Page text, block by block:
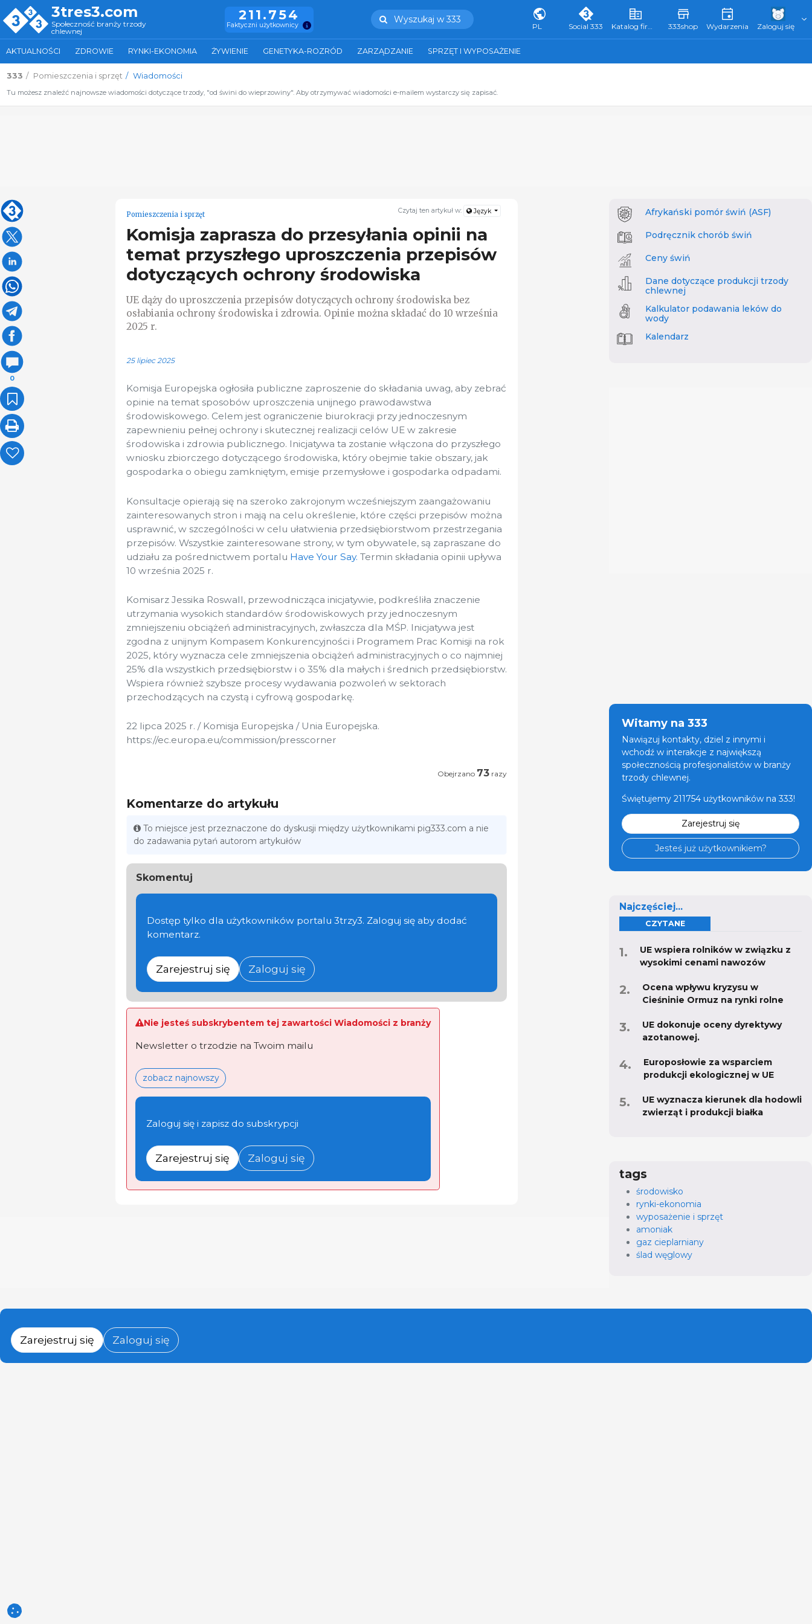
3tres3.com
Społeczność branży trzody
chlewnej
211.754
Faktyczni użytkownicy
Wyszukaj w 333
PL Social 333 Katalog firm 333 333shop Wydarzenia Zaloguj się
AKTUALNOŚCI ZDROWIE RYNKI-EKONOMIA ŻYWIENIE GENETYKA-ROZRÓD ZARZĄDZANIE SPRZĘT I WYPOSAŻENIE
333 Pomieszczenia i sprzęt Wiadomości
Tu możesz znaleźć najnowsze wiadomości dotyczące trzody, "od świni do wieprzowiny". Aby otrzymywać wiadomości e-mailem wystarczy się zapisać.
0
Czytaj ten artykuł w: Język
Pomieszczenia i sprzęt
Komisja zaprasza do przesyłania opinii na
temat przyszłego uproszczenia przepisów
dotyczących ochrony środowiska
UE dąży do uproszczenia przepisów dotyczących ochrony środowiska bez
osłabiania ochrony środowiska i zdrowia. Opinie można składać do 10 września
2025 r.
25 lipiec 2025
Komisja Europejska ogłosiła publiczne zaproszenie do składania uwag, aby zebrać
opinie na temat sposobów uproszczenia unijnego prawodawstwa
środowiskowego. Celem jest ograniczenie biurokracji przy jednoczesnym
zapewnieniu pełnej ochrony i skutecznej realizacji celów UE w zakresie
środowiska i zdrowia publicznego. Inicjatywa ta zostanie włączona do przyszłego
wniosku zbiorczego dotyczącego środowiska, który obejmie takie obszary, jak
gospodarka o obiegu zamkniętym, emisje przemysłowe i gospodarka odpadami.
Konsultacje opierają się na szeroko zakrojonym wcześniejszym zaangażowaniu
zainteresowanych stron i mają na celu określenie, które części przepisów można
usprawnić, w szczególności w celu ułatwienia przedsiębiorstwom przestrzegania
przepisów. Wszystkie zainteresowane strony, w tym obywatele, są zapraszane do
udziału za pośrednictwem portalu Have Your Say. Termin składania opinii upływa
10 września 2025 r.
Komisarz Jessika Roswall, przewodnicząca inicjatywie, podkreśliła znaczenie
utrzymania wysokich standardów środowiskowych przy jednoczesnym
zmniejszeniu obciążeń administracyjnych, zwłaszcza dla MŚP. Inicjatywa jest
zgodna z unijnym Kompasem Konkurencyjności i Programem Prac Komisji na rok
2025, który wyznacza cele zmniejszenia obciążeń administracyjnych o co najmniej
25% dla wszystkich przedsiębiorstw i o 35% dla małych i średnich przedsiębiorstw.
Wspiera również szybsze procesy wydawania pozwoleń w sektorach
przechodzących na czystą i cyfrową gospodarkę.
22 lipca 2025 r. / Komisja Europejska / Unia Europejska.
https://ec.europa.eu/commission/presscorner
Obejrzano 73 razy
Komentarze do artykułu
To miejsce jest przeznaczone do dyskusji między użytkownikami pig333.com a nie
do zadawania pytań autorom artykułów
Skomentuj
Dostęp tylko dla użytkowników portalu 3trzy3. Zaloguj się aby dodać
komentarz.
Zarejestruj się Zaloguj się
Nie jesteś subskrybentem tej zawartości Wiadomości z branży
Newsletter o trzodzie na Twoim mailu
zobacz najnowszy
Zaloguj się i zapisz do subskrypcji
Zarejestruj się Zaloguj się
Afrykański pomór świń (ASF)
Podręcznik chorób świń
Ceny świń
Dane dotyczące produkcji trzody
chlewnej
Kalkulator podawania leków do
wody
Kalendarz
Witamy na 333
Nawiązuj kontakty, dziel z innymi i
wchodź w interakcje z największą
społecznością profesjonalistów w branży
trzody chlewnej.
Świętujemy 211754 użytkowników na 333!
Zarejestruj się
Jesteś już użytkownikiem?
Najczęściej...
CZYTANE
UE wspiera rolników w związku z
wysokimi cenami nawozów
Ocena wpływu kryzysu w
Cieśninie Ormuz na rynki rolne
UE dokonuje oceny dyrektywy
azotanowej.
Europosłowie za wsparciem
produkcji ekologicznej w UE
UE wyznacza kierunek dla hodowli
zwierząt i produkcji białka
tags
środowisko
rynki-ekonomia
wyposażenie i sprzęt
amoniak
gaz cieplarniany
ślad węglowy
Zarejestruj się Zaloguj się